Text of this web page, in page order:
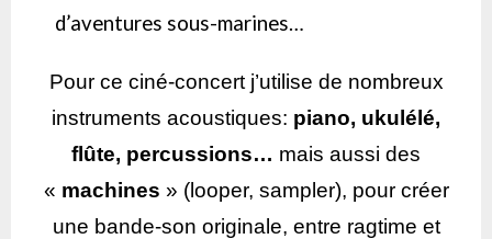
d’aventures sous-marines…
Pour ce ciné-concert j’utilise de nombreux
instruments acoustiques: piano, ukulélé,
flûte, percussions… mais aussi des
« machines » (looper, sampler), pour créer
une bande-son originale, entre ragtime et